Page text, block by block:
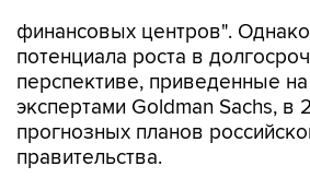
финансовых центров".
потенциала роста в
перспективе, приведенные
экспертами Goldman Sachs, в
прогнозных планов
правительства.